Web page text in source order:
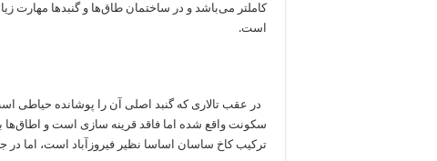
کاملتر می‌باشد و در ساختمان طاق‌ها و گنبدها مهارت
است.
در عقب تالاری که گنبد اصلی آن را پوشانده حیاطی
سکونت واقع شده اما فاقد قرینه سازی است و اطاق‌ها به
ترکیب کاخ ساسان اساسا نظیر فیروزآباد است، اما در